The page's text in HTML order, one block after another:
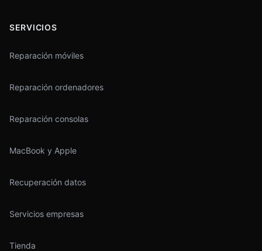
SERVICIOS
Reparación móviles
Reparación ordenadores
Reparación consolas
MacBook y Apple
Recuperación datos
Servicios empresas
Tienda